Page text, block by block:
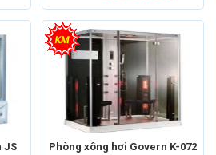
JS
Phòng xông hơi Govern K-072